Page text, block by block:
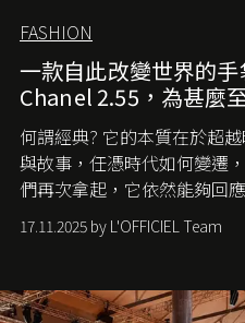
FASHION
一款自此改變世界的
Chanel 2.55，為甚麼
何謂經典? 它的本質在於超
與故事，任憑時代如何變遷
們再次拿起，它依然能夠回
手袋更是這樣存在，自問世
位。如果說每個女生的第一
愛它的雋永與優雅。那麼這
17.11.2025 by L'OFFICIEL Team